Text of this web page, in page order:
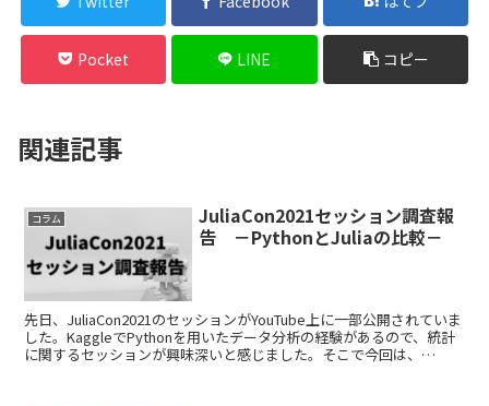
Pocket LINE コピー
関連記事
コラム
JuliaCon2021セッション調査報
告 －PythonとJuliaの比較－
先日、JuliaCon2021のセッションがYouTube上に一部公開されていま
した。KaggleでPythonを用いたデータ分析の経験があるので、統計
に関するセッションが興味深いと感じました。そこで今回は、